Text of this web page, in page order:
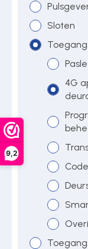
9,2
Voedingen
Over ons
Contact
Sloten
4G